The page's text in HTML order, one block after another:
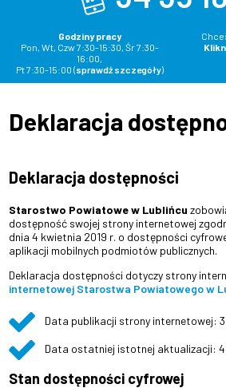
Godziny pracy
Pon, Wt, Czw 7:30-15:30, Śr 7:30-
16:00,
Pt 7:30-15:00 (sprawdź szczegóły)
Deklaracja
Deklaracja dostępności
Starostwo Powiatowe w Lublińcu
dostępność swojej strony internetowej
dnia 4 kwietnia 2019 r. o dostępności
aplikacji mobilnych podmiotów publicznych.
Deklaracja dostępności dotyczy strony
internetowej Starostwa Powiatowego w
Data publikacji strony internetowej:
Data ostatniej istotnej aktualizacji: 4
Stan dostępności cyfrowej